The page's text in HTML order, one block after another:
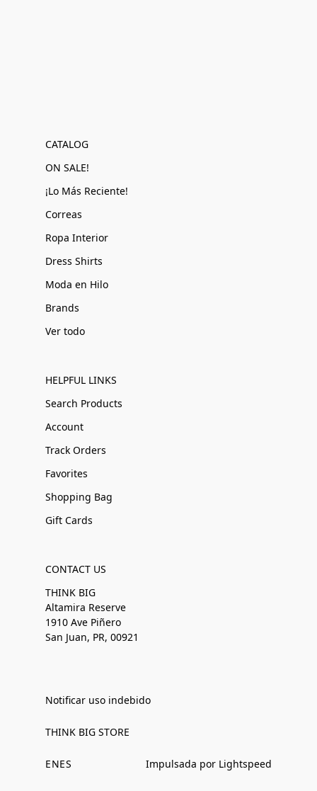
CATALOG
ON SALE!
¡Lo Más Reciente!
Correas
Ropa Interior
Dress Shirts
Moda en Hilo
Brands
Ver todo
HELPFUL LINKS
Search Products
Account
Track Orders
Favorites
Shopping Bag
Gift Cards
CONTACT US
THINK BIG
Altamira Reserve
1910 Ave Piñero
San Juan, PR, 00921
Notificar uso indebido
THINK BIG STORE
ENES Impulsada por Lightspeed